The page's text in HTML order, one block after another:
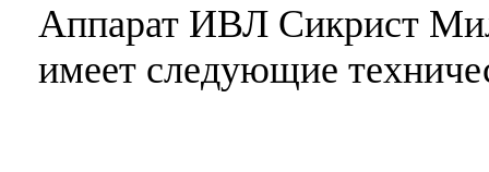
Аппарат ИВЛ Сикрист
имеет следующие